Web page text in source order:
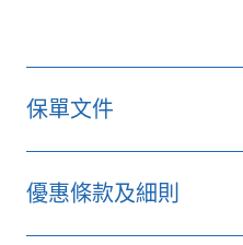
保單文件
下載
優惠條款及細則